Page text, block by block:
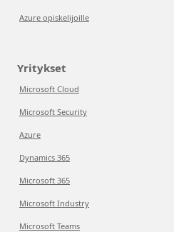
Azure opiskelijoille
Yritykset
Microsoft Cloud
Microsoft Security
Azure
Dynamics 365
Microsoft 365
Microsoft Industry
Microsoft Teams